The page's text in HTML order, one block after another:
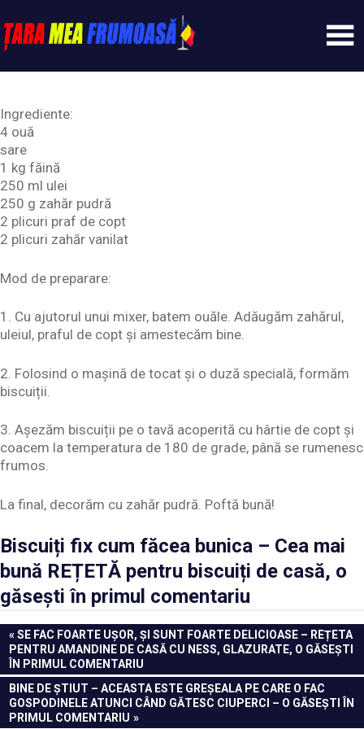
to
content
Tarameafrumoasa
Ingrediente:
4 ouă
sare
1 kg făină
250 ml ulei
250 g zahăr pudră
2 plicuri praf de copt
2 plicuri zahăr vanilat
Mod de preparare:
1. Cu ajutorul unui mixer, batem ouăle. Adăugăm zahărul,
uleiul, praful de copt și amestecăm bine.
2. Folosind o mașină de tocat și o duză specială, formăm
biscuiții.
3. Așezăm biscuiții pe o tavă acoperită cu hârtie de copt și
coacem la temperatura de 180 de grade, până se rumenesc
frumos.
La final, decorăm cu zahăr pudră. Poftă bună!
Biscuiți fix cum făcea bunica – Cea mai
bună REȚETĂ pentru biscuiți de casă, o
găsești în primul comentariu
Navigare
în
articole
PREVIOUS
POST:
SE FAC FOARTE UȘOR, ȘI SUNT FOARTE DELICIOASE – REȚETA
PENTRU AMANDINE DE CASĂ CU NESS, GLAZURATE, O GĂSEȘTI
ÎN PRIMUL COMENTARIU
NEXT
POST:
BINE DE ȘTIUT – ACEASTA ESTE GREȘEALA PE CARE O FAC
GOSPODINELE ATUNCI CÂND GĂTESC CIUPERCI – O GĂSEȘTI ÎN
PRIMUL COMENTARIU